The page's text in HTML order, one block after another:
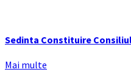
Sedinta Constituire
Mai multe